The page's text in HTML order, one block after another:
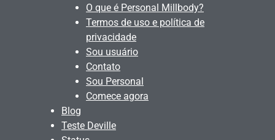
O que é Personal Millbody?
Termos de uso e política de
privacidade
Sou usuário
Contato
Sou Personal
Comece agora
Blog
Teste Deville